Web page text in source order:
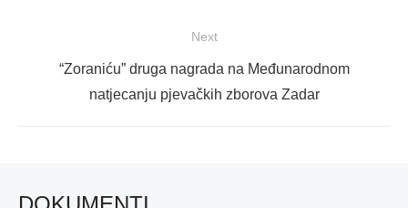
Next
“Zoraniću” druga nagrada na Međunarodnom
natjecanju pjevačkih zborova Zadar